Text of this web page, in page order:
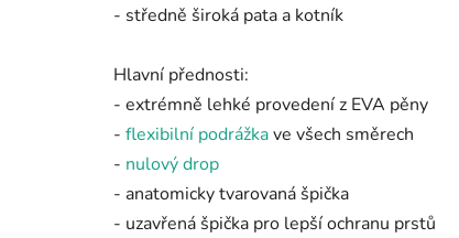
- středně široká pata a kotník
Hlavní přednosti:
- extrémně lehké provedení z EVA pěny
- flexibilní podrážkave všech směrech
- nulový drop
- anatomicky tvarovaná špička
- uzavřená špička pro lepší ochranu prstů